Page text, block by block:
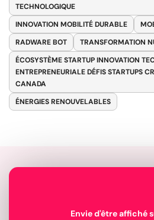
TECHNOLOGIQUE
INNOVATION MOBILITÉ DURABLE
RADWARE BOT
TRANSFORMATION
ÉCOSYSTÈME STARTUP INNOVATION
ENTREPRENEURIALE DÉFIS STARTUPS
CANADA
ÉNERGIES RENOUVELABLES
Envie d'être affiché